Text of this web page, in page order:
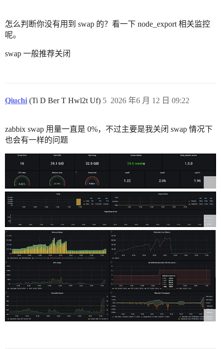
怎么判断你没有用到 swap 的？看一下 node_export 相关监控
呢。
swap 一般推荐关闭
Qiuchi (Ti D Ber T Hwl2t Uf) 2026 年6 月 12 日 09:22
5
zabbix swap 用量一直是 0%，不过主要是我关闭 swap 情况下
也会有一样的问题